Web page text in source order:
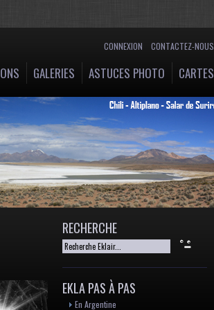
CONNEXION CONTACTEZ-NOUS
GALERIES ASTUCES PHOTO CARTES
RECHERCHE
EKLA PAS À PAS
En Argentine